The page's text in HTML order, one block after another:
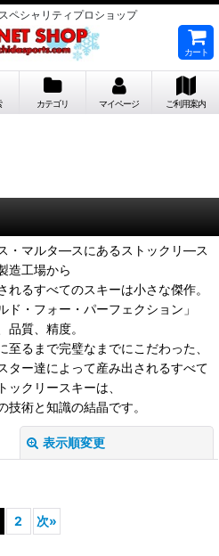
ペシャリティプロショップ
カート
カテゴリ マイページ ご利用案内
・マルタ―スにあるストックリ―ス
造工場から
れるすべてのスキーは小さな傑作。
ド・フォー・パーフェクション」
品質、精度。
至るまで完璧なまでにこだわった、
ター達によって産み出されるすべて
ックリースキーは、
技術と知識の結晶です。
表示順変更
2 次»